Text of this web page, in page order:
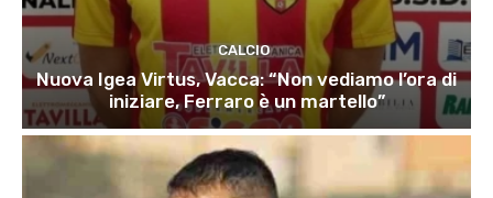
CALCIO
Nuova Igea Virtus, Vacca: “Non vediamo l’ora di
iniziare, Ferraro è un martello”